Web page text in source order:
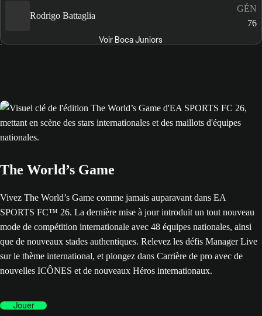
Rodrigo Battaglia
GÉN
76
Voir Boca Juniors
The World’s Game
Vivez The World’s Game comme jamais auparavant dans EA
SPORTS FC™ 26. La dernière mise à jour introduit un tout nouveau
mode de compétition internationale avec 48 équipes nationales, ainsi
que de nouveaux stades authentiques. Relevez les défis Manager Live
sur le thème international, et plongez dans Carrière de pro avec de
nouvelles ICÔNES et de nouveaux Héros internationaux.
Jouer